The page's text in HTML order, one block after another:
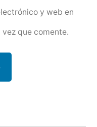
y web en
que comente.